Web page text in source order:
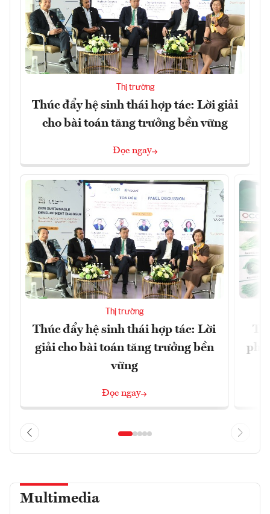
Thị trường
Thúc đẩy hệ sinh thái hợp tác: Lời giải
cho bài toán tăng trưởng bền vững
Đọc ngay
Thị trường
Thúc đẩy hệ sinh thái hợp tác: Lời
giải cho bài toán tăng trưởng bền
vững
Đọc ngay
Multimedia